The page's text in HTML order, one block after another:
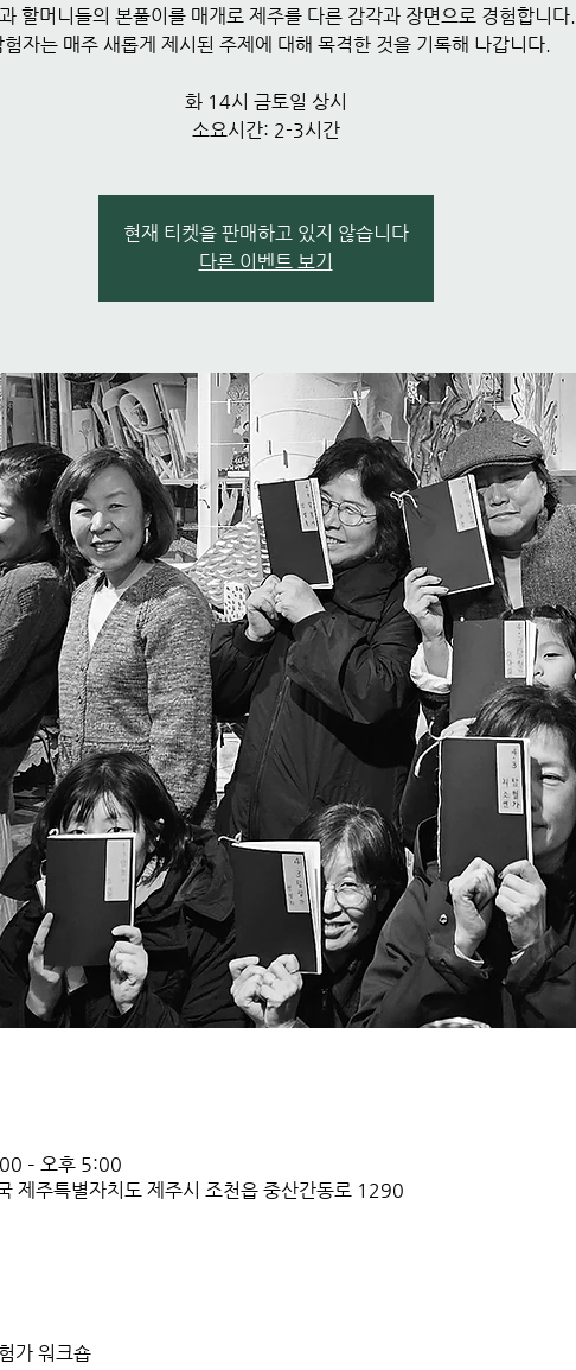
할머니들의 본풀이를 매개로 제주를 다른 감각과 장면으로 경험합니다.
자는 매주 새롭게 제시된 주제에 대해 목격한 것을 기록해 나갑니다.
화 14시 금토일 상시
소요시간: 2-3시간
현재 티켓을 판매하고 있지 않습니다
다른 이벤트 보기
– 오후 5:00
제주특별자치도 제주시 조천읍 중산간동로 1290
가 워크숍